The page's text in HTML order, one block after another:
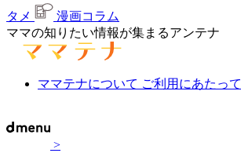
タメ
漫画コラム
ママの知りたい情報が集まるアンテナ
ママテナについて ご利用にあたって
>